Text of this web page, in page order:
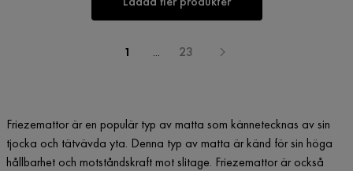
1 ... 23
Friezemattor är en populär typ av matta som kännetecknas av sin
tjocka och tätvävda yta. Denna typ av matta är känd för sin höga
hållbarhet och motståndskraft mot slitage. Friezemattor är också